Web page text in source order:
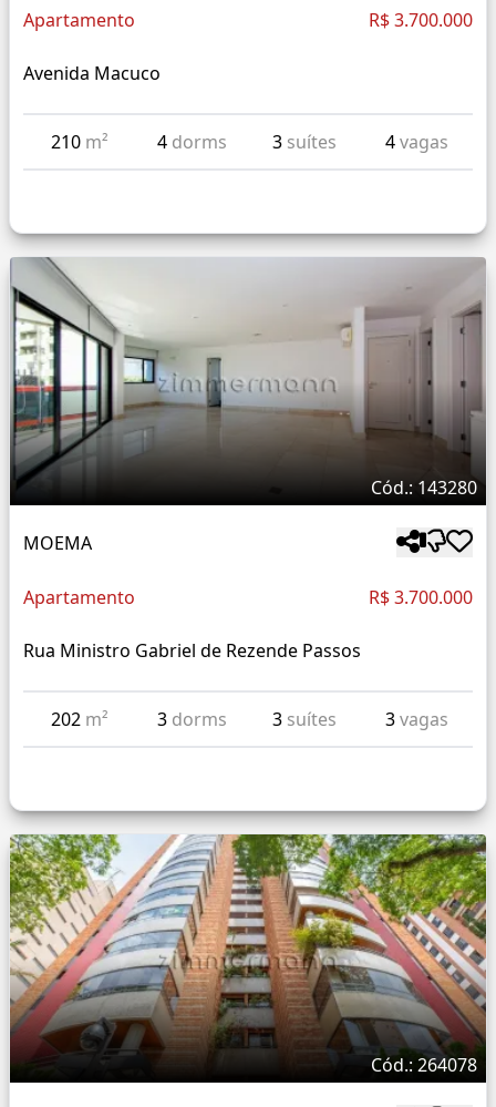
Apartamento R$ 3.700.000
Avenida Macuco
210 m² 4 dorms 3 suítes 4vagas
Cód.: 143280
MOEMA
Apartamento R$ 3.700.000
Rua Ministro Gabriel de Rezende Passos
202 m² 3 dorms 3 suítes 3vagas
Cód.: 264078